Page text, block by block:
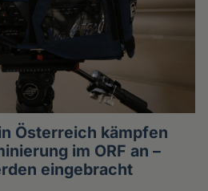
Österreich kämpfen
im ORF an –
eingebracht